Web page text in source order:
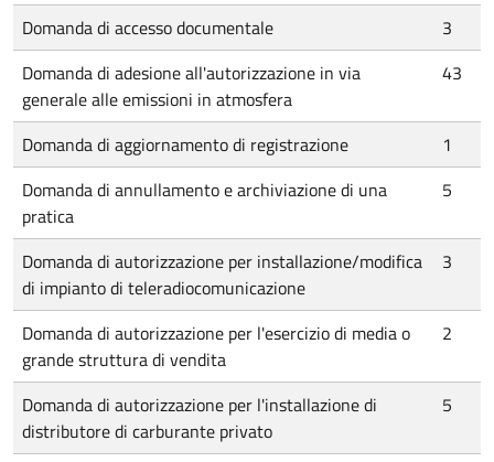
Domanda di accesso documentale
3
Domanda di adesione all'autorizzazione in via
generale alle emissioni in atmosfera
43
Domanda di aggiornamento di registrazione
1
Domanda di annullamento e archiviazione di una
pratica
5
Domanda di autorizzazione per installazione/modifica
di impianto di teleradiocomunicazione
3
Domanda di autorizzazione per l'esercizio di media o
grande struttura di vendita
2
Domanda di autorizzazione per l'installazione di
distributore di carburante privato
5